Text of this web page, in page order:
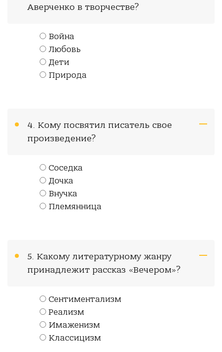
Аверченко в творчестве?
Война
Любовь
Дети
Природа
4. Кому посвятил писатель свое
произведение?
Соседка
Дочка
Внучка
Племянница
5. Какому литературному жанру
принадлежит рассказ «Вечером»?
Сентиментализм
Реализм
Имаженизм
Классицизм